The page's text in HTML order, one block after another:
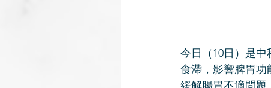
今日（10日）是
食滯，影響脾胃功